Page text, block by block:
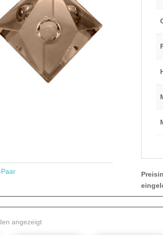
angezeigtNach